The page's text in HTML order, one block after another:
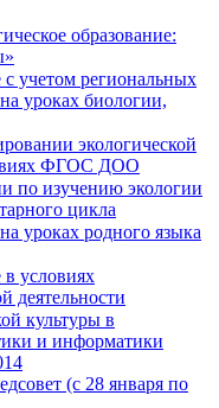
образование:
учетом региональных
уроках биологии,
экологической
ФГОС ДОО
по изучению экологии
цикла
уроках родного языка
условиях
деятельности
культуры в
и информатики
(с 28 января по